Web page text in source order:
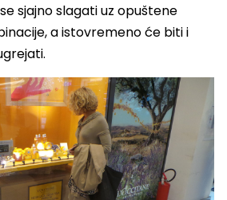
sjajno slagati uz opuštene
a istovremeno će biti i